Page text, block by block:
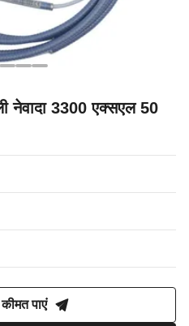
नेवादा 3300 एक्सएल 50
पाएं